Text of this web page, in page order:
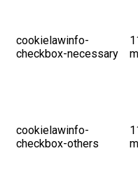
cookielawinfo-
checkbox-necessary
cookielawinfo-
checkbox-others